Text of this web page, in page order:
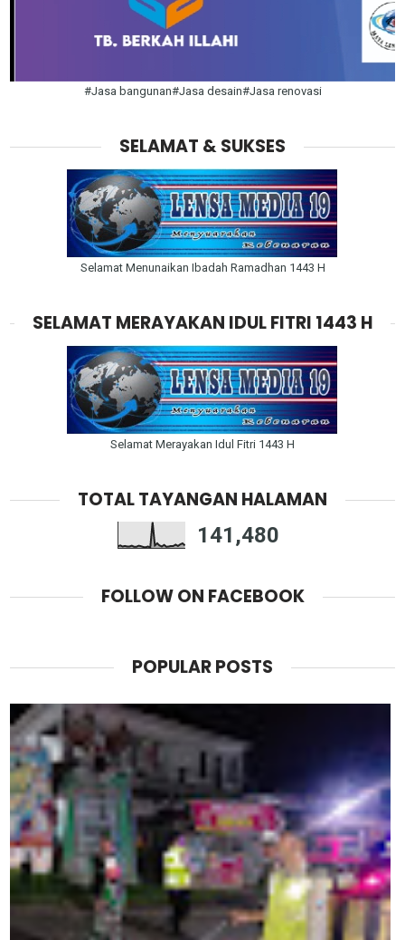
#Jasa bangunan#Jasa desain#Jasa renovasi
SELAMAT & SUKSES
Selamat Menunaikan Ibadah Ramadhan 1443 H
SELAMAT MERAYAKAN IDUL FITRI 1443 H
Selamat Merayakan Idul Fitri 1443 H
TOTAL TAYANGAN HALAMAN
141,480
FOLLOW ON FACEBOOK
POPULAR POSTS